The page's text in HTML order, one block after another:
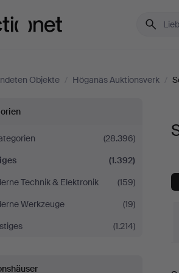
Objekte / Höganäs Auktionsverk /
(28.396)
(1.392)
Technik & Elektronik
(159)
Werkzeuge
(19)
(1.214)